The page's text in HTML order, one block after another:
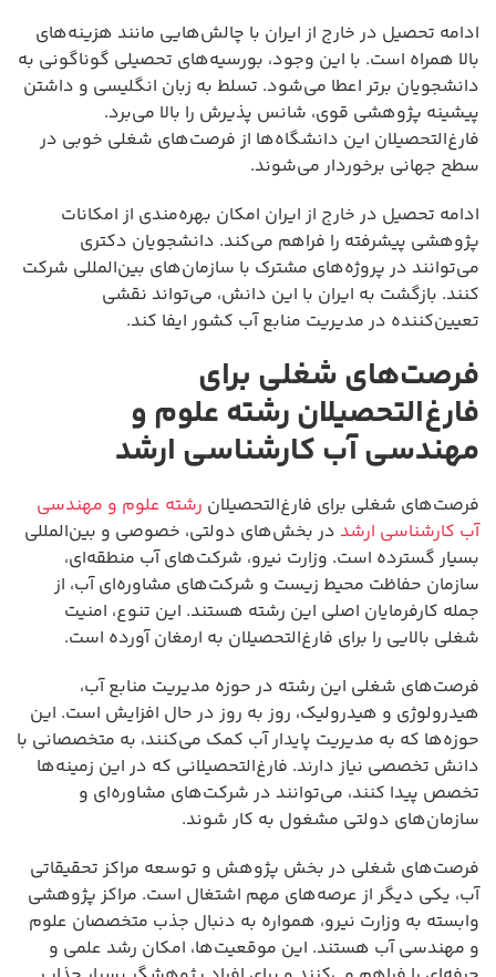
ادامه تحصیل در خارج از ایران با چالش‌هایی مانند هزینه‌های
بالا همراه است. با این وجود، بورسیه‌های تحصیلی گوناگونی به
دانشجویان برتر اعطا می‌شود. تسلط به زبان انگلیسی و داشتن
پیشینه پژوهشی قوی، شانس پذیرش را بالا می‌برد.
فارغ‌التحصیلان این دانشگاه‌ها از فرصت‌های شغلی خوبی در
سطح جهانی برخوردار می‌شوند.
ادامه تحصیل در خارج از ایران امکان بهره‌مندی از امکانات
پژوهشی پیشرفته را فراهم می‌کند. دانشجویان دکتری
می‌توانند در پروژه‌های مشترک با سازمان‌های بین‌المللی شرکت
کنند. بازگشت به ایران با این دانش، می‌تواند نقشی
تعیین‌کننده در مدیریت منابع آب کشور ایفا کند.
فرصت‌های شغلی برای
فارغ‌التحصیلان رشته علوم و
مهندسی آب کارشناسی ارشد
فرصت‌های شغلی برای فارغ‌التحصیلان رشته علوم و مهندسی
آب کارشناسی ارشد در بخش‌های دولتی، خصوصی و بین‌المللی
بسیار گسترده است. وزارت نیرو، شرکت‌های آب منطقه‌ای،
سازمان حفاظت محیط زیست و شرکت‌های مشاوره‌ای آب، از
جمله کارفرمایان اصلی این رشته هستند. این تنوع، امنیت
شغلی بالایی را برای فارغ‌التحصیلان به ارمغان آورده است.
فرصت‌های شغلی این رشته در حوزه مدیریت منابع آب،
هیدرولوژی و هیدرولیک، روز به روز در حال افزایش است. این
حوزه‌ها که به مدیریت پایدار آب کمک می‌کنند، به متخصصانی با
دانش تخصصی نیاز دارند. فارغ‌التحصیلانی که در این زمینه‌ها
تخصص پیدا کنند، می‌توانند در شرکت‌های مشاوره‌ای و
سازمان‌های دولتی مشغول به کار شوند.
فرصت‌های شغلی در بخش پژوهش و توسعه مراکز تحقیقاتی
آب، یکی دیگر از عرصه‌های مهم اشتغال است. مراکز پژوهشی
وابسته به وزارت نیرو، همواره به دنبال جذب متخصصان علوم
و مهندسی آب هستند. این موقعیت‌ها، امکان رشد علمی و